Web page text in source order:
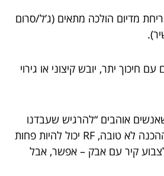
מדיום הולכה מתאים (ג’ל/סרום
עם חיכוך יתר, יובש קיצוני או גירוי
אוהבים “להרגיש שעבדנו
עליהם”. בפועל, אם ההכנה לא טובה, RF יכול להיות פחות
קיר עם אבק – אפשר, אבל